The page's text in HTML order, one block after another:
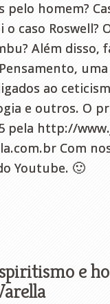
pelo homem?
caso Roswell?
Além disso,
ao
e outros. O
pela http://
Com
Youtube. 🙂
e